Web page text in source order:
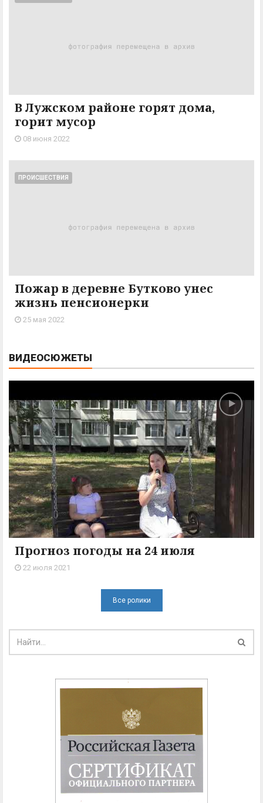
В Лужском районе горят дома,
горит мусор
08 июня 2022
ПРОИСШЕСТВИЯ
Пожар в деревне Бутково унес
жизнь пенсионерки
25 мая 2022
ВИДЕОСЮЖЕТЫ
Прогноз погоды на 24 июля
22 июля 2021
Все ролики